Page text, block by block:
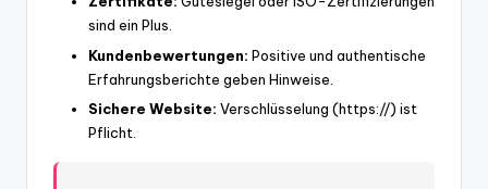
sind ein Plus.
Kundenbewertungen: Positive und authentische
Erfahrungsberichte geben Hinweise.
Sichere Website: Verschlüsselung (https://) ist
Pflicht.